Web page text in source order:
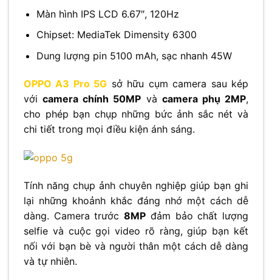
Màn hình IPS LCD 6.67″, 120Hz
Chipset: MediaTek Dimensity 6300
Dung lượng pin 5100 mAh, sạc nhanh 45W
OPPO A3 Pro 5G sở hữu cụm camera sau kép
vớicamera chính 50MP và camera phụ 2MP,
cho phép bạn chụp những bức ảnh sắc nét và
chi tiết trong mọi điều kiện ánh sáng.
Tính năng chụp ảnh chuyên nghiệp giúp bạn ghi
lại những khoảnh khắc đáng nhớ một cách dễ
dàng. Camera trước8MP đảm bảo chất lượng
selfie và cuộc gọi video rõ ràng, giúp bạn kết
nối với bạn bè và người thân một cách dễ dàng
và tự nhiên.